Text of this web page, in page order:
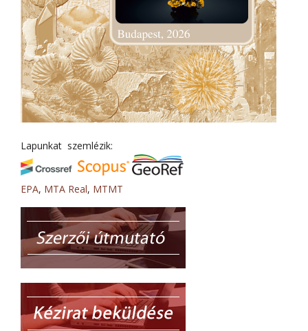
Lapunkat szemlézik:
EPA, MTA Real, MTMT